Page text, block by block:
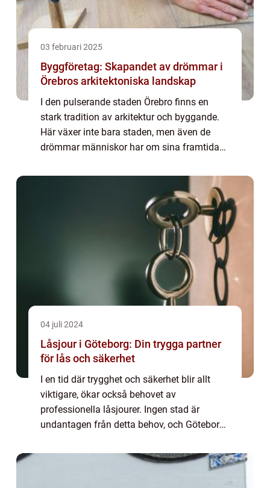
03 februari 2025
Byggföretag: Skapandet av drömmar i
Örebros arkitektoniska landskap
I den pulserande staden Örebro finns en
stark tradition av arkitektur och byggande.
Här växer inte bara staden, men även de
drömmar människor har om sina framtida
byggf&oum...
04 juli 2024
Låsjour i Göteborg: Din trygga partner
för lås och säkerhet
I en tid där trygghet och säkerhet blir allt
viktigare, ökar också behovet av
professionella låsjourer. Ingen stad är
undantagen från detta behov, och Göteborg